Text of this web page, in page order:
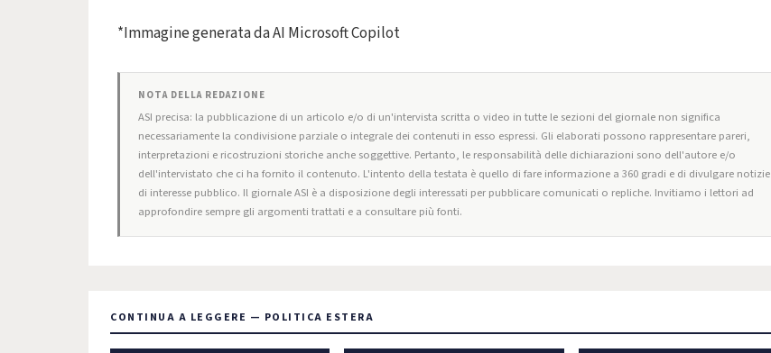
*Immagine generata da AI Microsoft Copilot
NOTA DELLA REDAZIONE
ASI precisa: la pubblicazione di un articolo e/o di un'intervista scritta o video in tutte le sezioni del giornale non significa
necessariamente la condivisione parziale o integrale dei contenuti in esso espressi. Gli elaborati possono rappresentare pareri,
interpretazioni e ricostruzioni storiche anche soggettive. Pertanto, le responsabilità delle dichiarazioni sono dell'autore e/o
dell'intervistato che ci ha fornito il contenuto. L'intento della testata è quello di fare informazione a 360 gradi e di divulgare notizie
di interesse pubblico. Il giornale ASI è a disposizione degli interessati per pubblicare comunicati o repliche. Invitiamo i lettori ad
approfondire sempre gli argomenti trattati e a consultare più fonti.
CONTINUA A LEGGERE — POLITICA ESTERA